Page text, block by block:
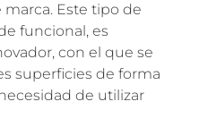
Este tipo de
funcional, es
con el que se
superficies de forma
de utilizar